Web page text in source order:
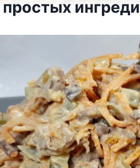
простых